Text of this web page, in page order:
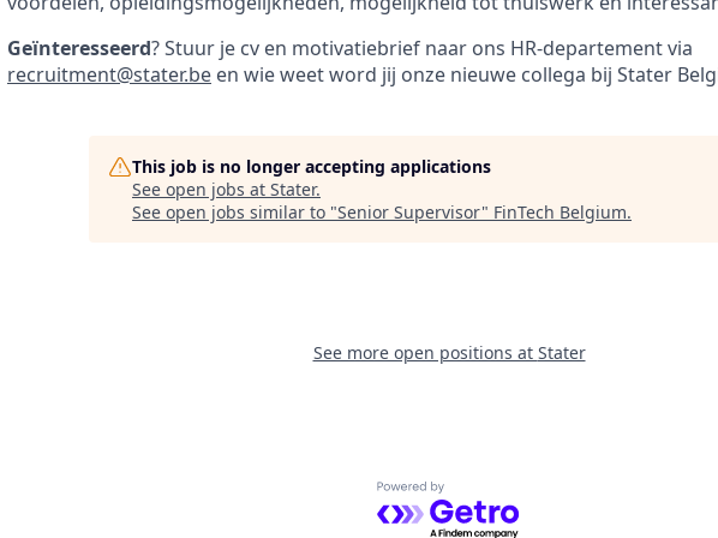
Geïnteresseerd? Stuur je cv en motivatiebrief naar ons HR-departement via
recruitment@stater.be en wie weet word jij onze nieuwe collega bij Stater
This job is no longer accepting applications
See open jobs at Stater.
See open jobs similar to "Senior Supervisor" FinTech Belgium.
See more open positions at Stater
Powered by Getro.com